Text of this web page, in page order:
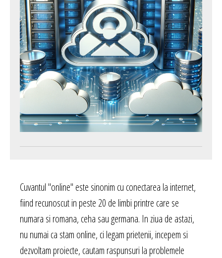
Cuvantul "online" este sinonim cu conectarea la internet,
fiind recunoscut in peste 20 de limbi printre care se
numara si romana, ceha sau germana. In ziua de astazi,
nu numai ca stam online, ci legam prietenii, incepem si
dezvoltam proiecte, cautam raspunsuri la problemele